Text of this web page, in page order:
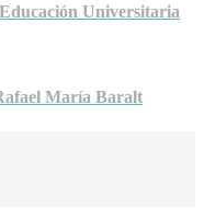
Universitaria
María Baralt